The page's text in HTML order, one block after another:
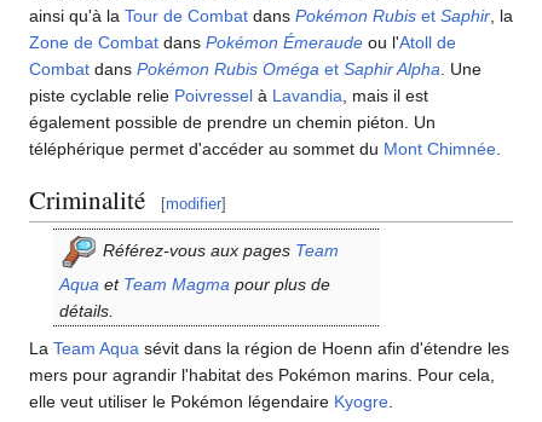
ainsi qu'à la Tour de Combat dans Pokémon Rubis et Saphir , la
Zone de Combat dans Pokémon Émeraude ou l'Atoll de
Combat dans Pokémon Rubis Oméga et Saphir Alpha . Une
piste cyclable relie Poivressel à Lavandia , mais il est
également possible de prendre un chemin piéton. Un
téléphérique permet d'accéder au sommet du Mont Chimnée
Criminalité [modifier]
Référez-vous aux pages Team
Aqua et Team Magma pour plus de
détails.
La Team Aqua sévit dans la région de Hoenn afin d'étendre les
mers pour agrandir l'habitat des Pokémon marins. Pour cela,
elle veut utiliser le Pokémon légendaire Kyogre.